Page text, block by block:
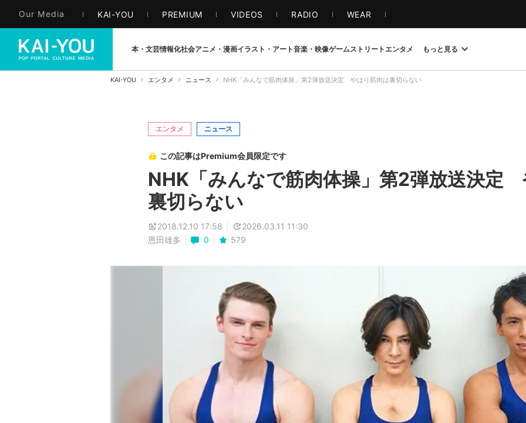
Our Media KAI-YOU PREMIUM VIDEOS RADIO WEAR
本・文芸情報化社会アニメ・漫画イラスト・アート音楽・映像ゲームストリート エンタメ もっと見る
KAI-YOU エンタメ ニュース NHK「みんなで筋肉体操」第2弾放送決定 やはり筋肉は裏切らない
エンタメ ニュース
この記事はPremium会員限定です
NHK「みんなで筋肉体操」第2弾放送決定
裏切らない
2018.12.10 17:58
2026.03.11 11:30
恩田雄多
0 579